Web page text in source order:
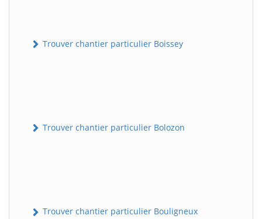
Trouver chantier particulier Boissey
Trouver chantier particulier Bolozon
Trouver chantier particulier Bouligneux